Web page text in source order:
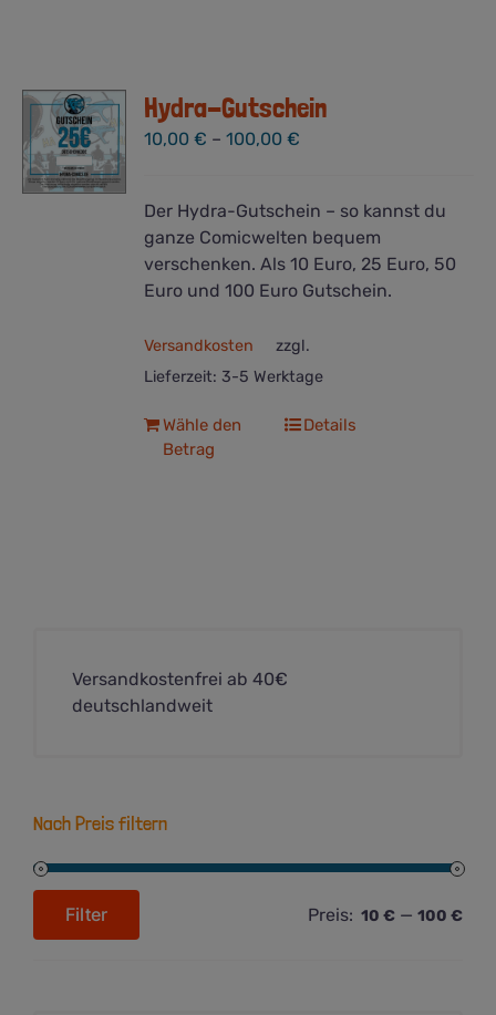
Hydra-Gutschein
10,00€ –100,00€
Der Hydra-Gutschein – so kannst du
ganze Comicwelten bequem
verschenken. Als 10 Euro, 25 Euro, 50
Euro und 100 Euro Gutschein.
zzgl.
Versandkosten
Lieferzeit: 3-5 Werktage
Wähle den
Betrag
Dieses
der
Details
Versandkostenfrei ab 40€
deutschlandweit
Nach Preis filtern
Max.
Filter Preis: 10 € — 100 €